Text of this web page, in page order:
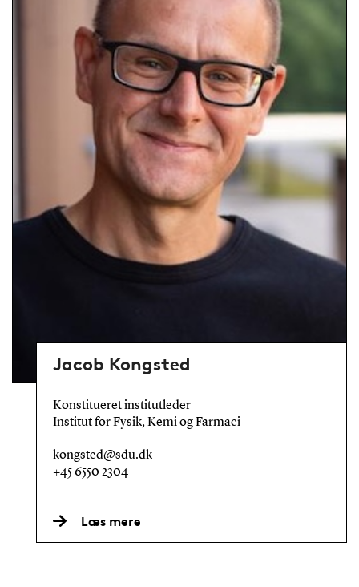
Jacob Kongsted
Konstitueret institutleder
Institut for Fysik, Kemi og Farmaci
kongsted@sdu.dk
+45 6550 2304
Læs mere